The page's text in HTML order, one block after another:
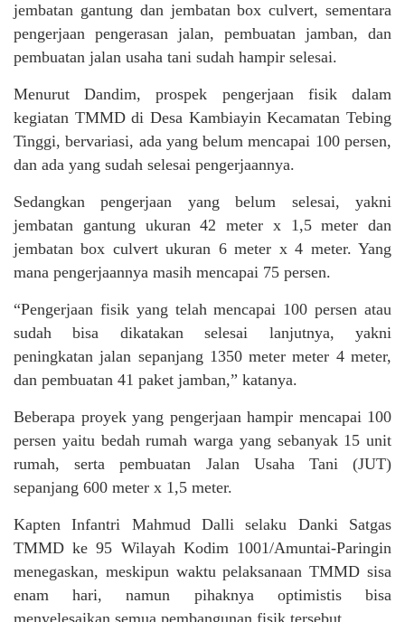
jembatan gantung dan jembatan box culvert, sementara
pengerjaan pengerasan jalan, pembuatan jamban, dan
pembuatan jalan usaha tani sudah hampir selesai.
Menurut Dandim, prospek pengerjaan fisik dalam
kegiatan TMMD di Desa Kambiayin Kecamatan Tebing
Tinggi, bervariasi, ada yang belum mencapai 100 persen,
dan ada yang sudah selesai pengerjaannya.
Sedangkan pengerjaan yang belum selesai, yakni
jembatan gantung ukuran 42 meter x 1,5 meter dan
jembatan box culvert ukuran 6 meter x 4 meter. Yang
mana pengerjaannya masih mencapai 75 persen.
“Pengerjaan fisik yang telah mencapai 100 persen atau
sudah bisa dikatakan selesai lanjutnya, yakni
peningkatan jalan sepanjang 1350 meter meter 4 meter,
dan pembuatan 41 paket jamban,” katanya.
Beberapa proyek yang pengerjaan hampir mencapai 100
persen yaitu bedah rumah warga yang sebanyak 15 unit
rumah, serta pembuatan Jalan Usaha Tani (JUT)
sepanjang 600 meter x 1,5 meter.
Kapten Infantri Mahmud Dalli selaku Danki Satgas
TMMD ke 95 Wilayah Kodim 1001/Amuntai-Paringin
menegaskan, meskipun waktu pelaksanaan TMMD sisa
enam hari, namun pihaknya optimistis bisa